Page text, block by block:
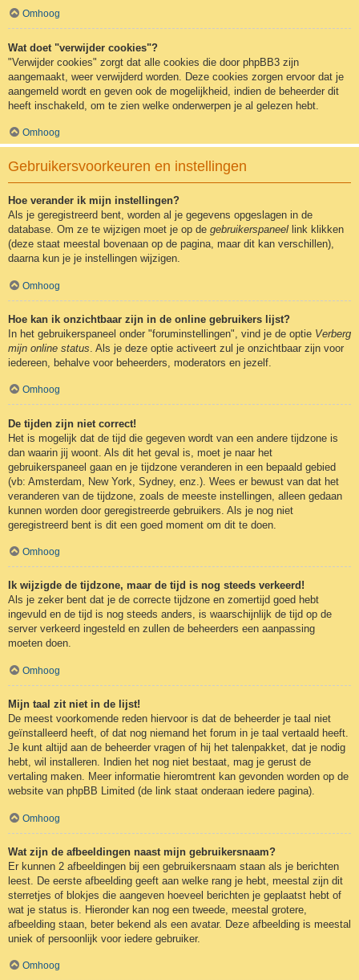
Omhoog
Wat doet "verwijder cookies"?
"Verwijder cookies" zorgt dat alle cookies die door phpBB3 zijn
aangemaakt, weer verwijderd worden. Deze cookies zorgen ervoor dat je
aangemeld wordt en geven ook de mogelijkheid, indien de beheerder dit
heeft inschakeld, om te zien welke onderwerpen je al gelezen hebt.
Omhoog
Gebruikersvoorkeuren en instellingen
Hoe verander ik mijn instellingen?
Als je geregistreerd bent, worden al je gegevens opgeslagen in de
database. Om ze te wijzigen moet je op de gebruikerspaneel link klikken
(deze staat meestal bovenaan op de pagina, maar dit kan verschillen),
daarna kun je je instellingen wijzigen.
Omhoog
Hoe kan ik onzichtbaar zijn in de online gebruikers lijst?
In het gebruikerspaneel onder "foruminstellingen", vind je de optie Verberg
mijn online status . Als je deze optie activeert zul je onzichtbaar zijn voor
iedereen, behalve voor beheerders, moderators en jezelf.
Omhoog
De tijden zijn niet correct!
Het is mogelijk dat de tijd die gegeven wordt van een andere tijdzone is
dan waarin jij woont. Als dit het geval is, moet je naar het
gebruikerspaneel gaan en je tijdzone veranderen in een bepaald gebied
(vb: Amsterdam, New York, Sydney, enz.). Wees er bewust van dat het
veranderen van de tijdzone, zoals de meeste instellingen, alleen gedaan
kunnen worden door geregistreerde gebruikers. Als je nog niet
geregistreerd bent is dit een goed moment om dit te doen.
Omhoog
Ik wijzigde de tijdzone, maar de tijd is nog steeds verkeerd!
Als je zeker bent dat je de correcte tijdzone en zomertijd goed hebt
ingevuld en de tijd is nog steeds anders, is waarschijnlijk de tijd op de
server verkeerd ingesteld en zullen de beheerders een aanpassing
moeten doen.
Omhoog
Mijn taal zit niet in de lijst!
De meest voorkomende reden hiervoor is dat de beheerder je taal niet
geïnstalleerd heeft, of dat nog niemand het forum in je taal vertaald heeft.
Je kunt altijd aan de beheerder vragen of hij het talenpakket, dat je nodig
hebt, wil installeren. Indien het nog niet bestaat, mag je gerust de
vertaling maken. Meer informatie hieromtrent kan gevonden worden op de
website van phpBB Limited (de link staat onderaan iedere pagina).
Omhoog
Wat zijn de afbeeldingen naast mijn gebruikersnaam?
Er kunnen 2 afbeeldingen bij een gebruikersnaam staan als je berichten
leest. De eerste afbeelding geeft aan welke rang je hebt, meestal zijn dit
sterretjes of blokjes die aangeven hoeveel berichten je geplaatst hebt of
wat je status is. Hieronder kan nog een tweede, meestal grotere,
afbeelding staan, beter bekend als een avatar. Deze afbeelding is meestal
uniek of persoonlijk voor iedere gebruiker.
Omhoog